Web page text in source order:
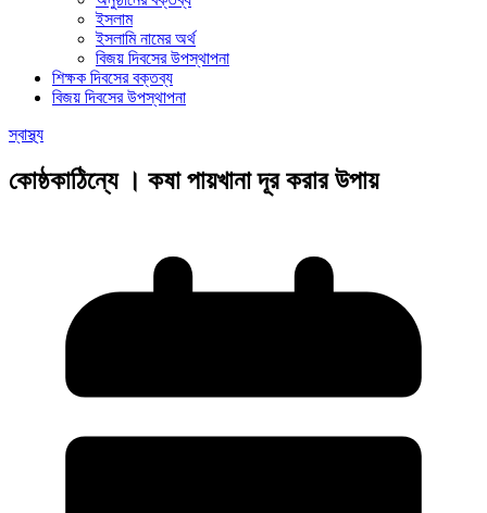
ইসলাম
ইসলামি নামের অর্থ
বিজয় দিবসের উপস্থাপনা
শিক্ষক দিবসের বক্তব্য
বিজয় দিবসের উপস্থাপনা
স্বাস্থ্য
কোষ্ঠকাঠিন্যে । কষা পায়খানা দূর করার উপায়